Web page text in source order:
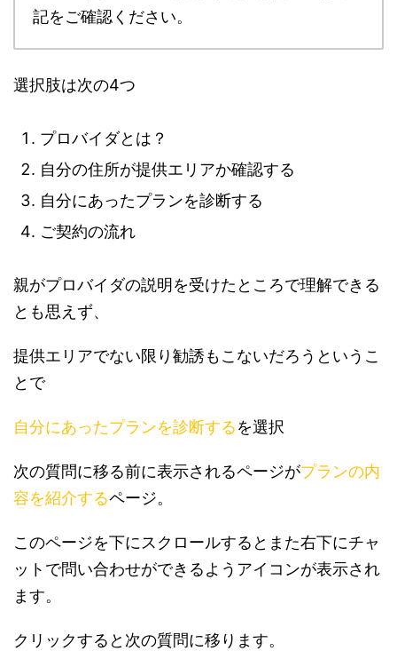
記をご確認ください。
選択肢は次の4つ
プロバイダとは？
自分の住所が提供エリアか確認する
自分にあったプランを診断する
ご契約の流れ
親がプロバイダの説明を受けたところで理解できる
とも思えず、
提供エリアでない限り勧誘もこないだろうというこ
とで
自分にあったプランを診断するを選択
次の質問に移る前に表示されるページがプランの内
容を紹介するページ。
このページを下にスクロールするとまた右下にチャ
ットで問い合わせができるようアイコンが表示され
ます。
クリックすると次の質問に移ります。